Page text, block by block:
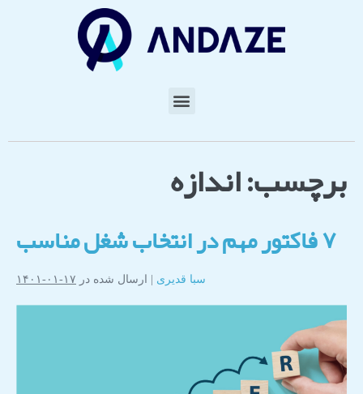
برچسب:اندازه
۷ فاکتور مهم در انتخاب شغل مناسب
سبا قدیری| ارسال شده در ۱۷-۰۱-۱۴۰۱